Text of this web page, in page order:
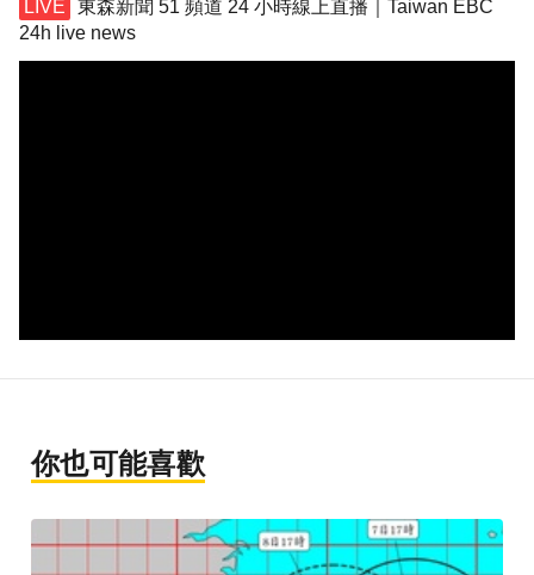
東森新聞 51 頻道 24 小時線上直播｜Taiwan EBC
24h live news
你也可能喜歡